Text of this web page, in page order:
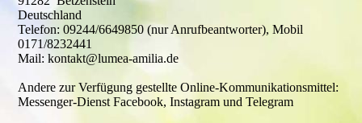
Deutschland
Telefon: 09244/6649850 (nur Anrufbeantworter), Mobil
0171/8232441
Mail: kontakt@lumea-amilia.de
Andere zur Verfügung gestellte Online-Kommunikationsmittel:
Messenger-Dienst Facebook, Instagram und Telegram